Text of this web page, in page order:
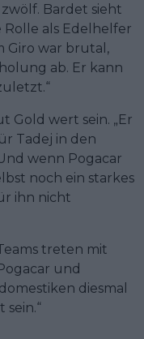
Bardet sieht
Rolle als Edelhelfer
Giro war brutal,
ab. Er kann
Gold wert sein. „Er
Tadej in den
wenn Pogacar
noch ein starkes
ihn nicht
treten mit
und
diesmal